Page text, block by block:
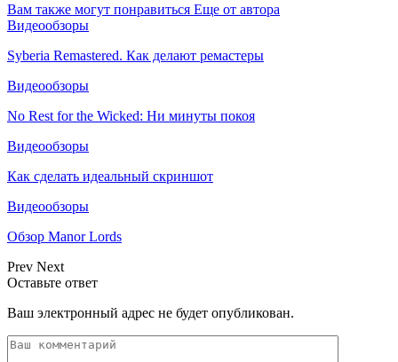
Вам также могут понравиться Еще от автора
Видеообзоры
Syberia Remastered. Как делают ремастеры
Видеообзоры
No Rest for the Wicked: Ни минуты покоя
Видеообзоры
Как сделать идеальный скриншот
Видеообзоры
Обзор Manor Lords
Prev Next
Оставьте ответ
Ваш электронный адрес не будет опубликован.